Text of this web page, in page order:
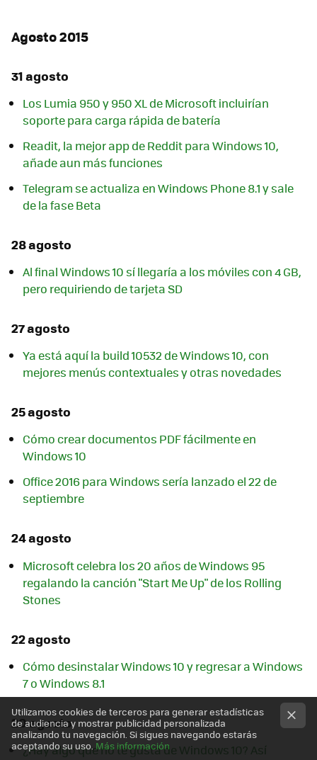
Agosto 2015
31 agosto
Los Lumia 950 y 950 XL de Microsoft incluirían
soporte para carga rápida de batería
Readit, la mejor app de Reddit para Windows 10,
añade aun más funciones
Telegram se actualiza en Windows Phone 8.1 y sale
de la fase Beta
28 agosto
Al final Windows 10 sí llegaría a los móviles con 4 GB,
pero requiriendo de tarjeta SD
27 agosto
Ya está aquí la build 10532 de Windows 10, con
mejores menús contextuales y otras novedades
25 agosto
Cómo crear documentos PDF fácilmente en
Windows 10
Office 2016 para Windows sería lanzado el 22 de
septiembre
24 agosto
Microsoft celebra los 20 años de Windows 95
regalando la canción "Start Me Up" de los Rolling
Stones
22 agosto
Cómo desinstalar Windows 10 y regresar a Windows
7 o Windows 8.1
20 agosto
¿Hay algo que no te gusta de Windows 10? Así
Utilizamos cookies de terceros para generar estadísticas
de audiencia y mostrar publicidad personalizada
analizando tu navegación. Si sigues navegando estarás
aceptando su uso. Más información